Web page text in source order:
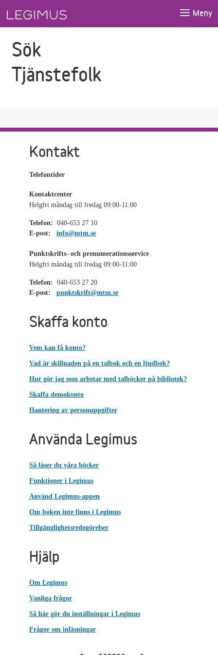
Meny
Sök
Tjänstefolk
Kontakt
Telefontider
Kontaktcenter
Helgfri måndag till fredag 09:00-11:00
Telefon: 040-653 27 10
E-post:
info@mtm.se
Punktskrifts- och prenumerationsservice
Helgfri måndag till fredag 09:00-11:00
Telefon: 040-653 27 20
E-post:
punktskrift@mtm.se
Skaffa konto
Vem kan få konto?
Vad är skillnaden på en talbok och en ljudbok?
Hur gör jag som arbetar med talböcker på bibliotek?
Skaffa demokonto
Hantering av personuppgifter
Använda Legimus
Så läser du våra böcker
Funktioner i Legimus
Använd Legimus-appen
Om boken inte finns i Legimus
Tillgänglighetsredogörelser
Hjälp
Om Legimus
Vanliga frågor
Så här gör du inställningar i Legimus
Frågor om inläsningar